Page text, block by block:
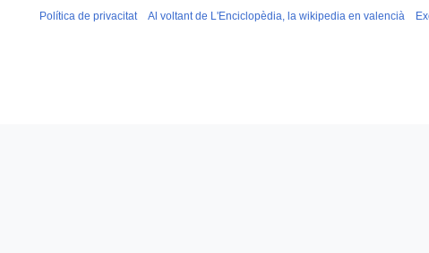
Política de privacitat Al voltant de L'Enciclopèdia, la wikipedia en valencià